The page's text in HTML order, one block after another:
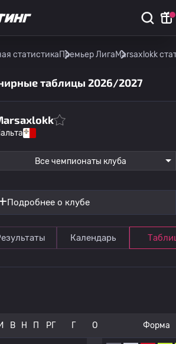
статистикаПремьер ЛигаMarsaxlokk
таблицы 2026/2027
Все чемпионаты клуба
Подробнее о клубе
Календарь
В Н П РГ Г О Форма